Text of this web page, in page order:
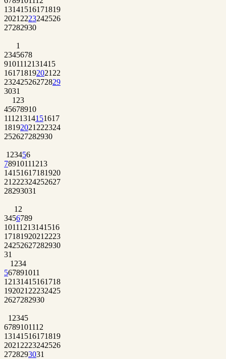
13141516171819
2021 2223242526
27282930
1
2345678
9101112131415
161718192021 22
23242526272829
3031
1 23
45678910
11121314151617
18192021 222324
252627282930
1 23456
78910111213
14151617181920
21 222324252627
28293031
1 2
3456789
10111213141516
1718192021 2223
24252627282930
31
1 234
567891011
12131415161718
192021 22232425
2627282930
1 2345
6789101112
13141516171819
2021 2223242526
2728293031